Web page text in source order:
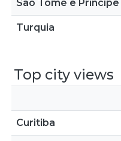
São Tomé e Príncipe
Turquia
Top city views
Curitiba